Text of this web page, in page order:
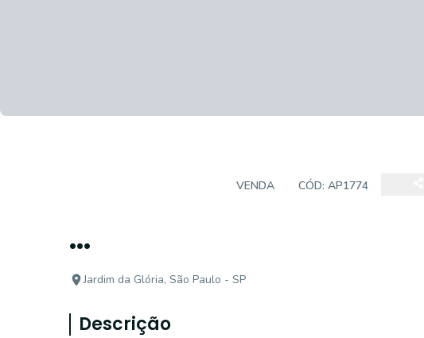
VENDA CÓD: AP1774
...
Jardim da Glória, São Paulo - SP
Descrição